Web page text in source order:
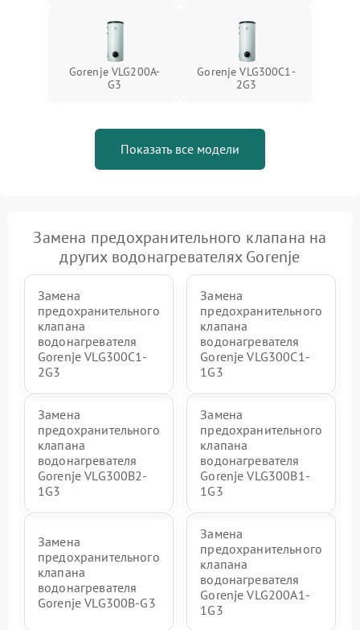
Gorenje VLG200A-
G3
Gorenje VLG300C1-
2G3
Показать все модели
Замена предохранительного клапана на
других водонагревателях Gorenje
Замена
предохранительного
клапана
водонагревателя
Gorenje VLG300C1-
2G3
Замена
предохранительного
клапана
водонагревателя
Gorenje VLG300C1-
1G3
Замена
предохранительного
клапана
водонагревателя
Gorenje VLG300B2-
1G3
Замена
предохранительного
клапана
водонагревателя
Gorenje VLG300B1-
1G3
Замена
предохранительного
клапана
водонагревателя
Gorenje VLG300B-G3
Замена
предохранительного
клапана
водонагревателя
Gorenje VLG200А1-
1G3